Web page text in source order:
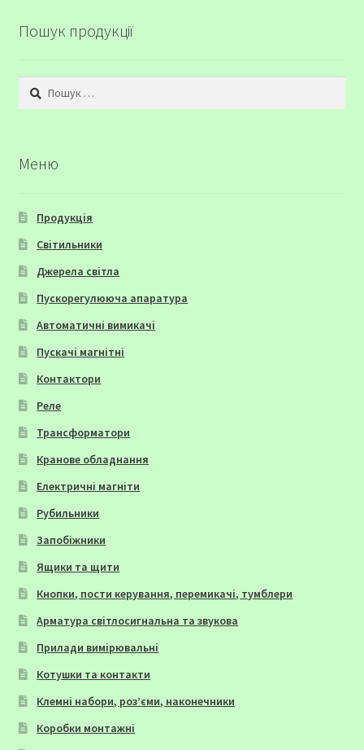
Пошук продукції
Пошук:
Меню
Продукція
Світильники
Джерела світла
Пускорегулююча апаратура
Автоматичні вимикачі
Пускачі магнітні
Контактори
Реле
Трансформатори
Кранове обладнання
Електричні магніти
Рубильники
Запобіжники
Ящики та щити
Кнопки, пости керування, перемикачі, тумблери
Арматура світлосигнальна та звукова
Прилади вимірювальні
Котушки та контакти
Клемні набори, роз’єми, наконечники
Коробки монтажні